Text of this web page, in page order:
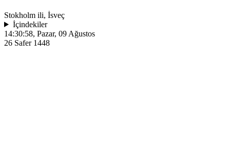
Stokholm ili, İsveç
İçindekiler
14:30:58, Pazar, 09 Ağustos
26 Safer 1448